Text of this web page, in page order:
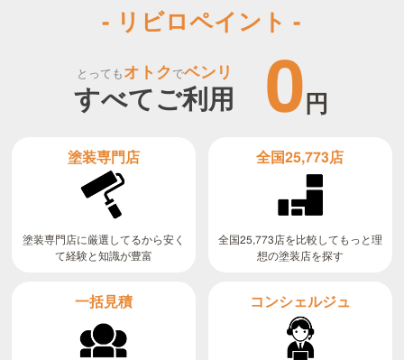
- リビロペイント -
とってもオトクでベンリ
すべてご利用 0円
塗装専門店
塗装専門店に厳選してるから安く
て経験と知識が豊富
全国25,773店
全国25,773店を比較してもっと理
想の塗装店を探す
一括見積 コンシェルジュ